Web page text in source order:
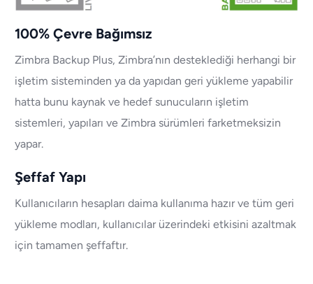
100% Çevre Bağımsız
Zimbra Backup Plus, Zimbra’nın desteklediği herhangi bir
işletim sisteminden ya da yapıdan geri yükleme yapabilir
hatta bunu kaynak ve hedef sunucuların işletim
sistemleri, yapıları ve Zimbra sürümleri farketmeksizin
yapar.
Şeffaf Yapı
Kullanıcıların hesapları daima kullanıma hazır ve tüm geri
yükleme modları, kullanıcılar üzerindeki etkisini azaltmak
için tamamen şeffaftır.